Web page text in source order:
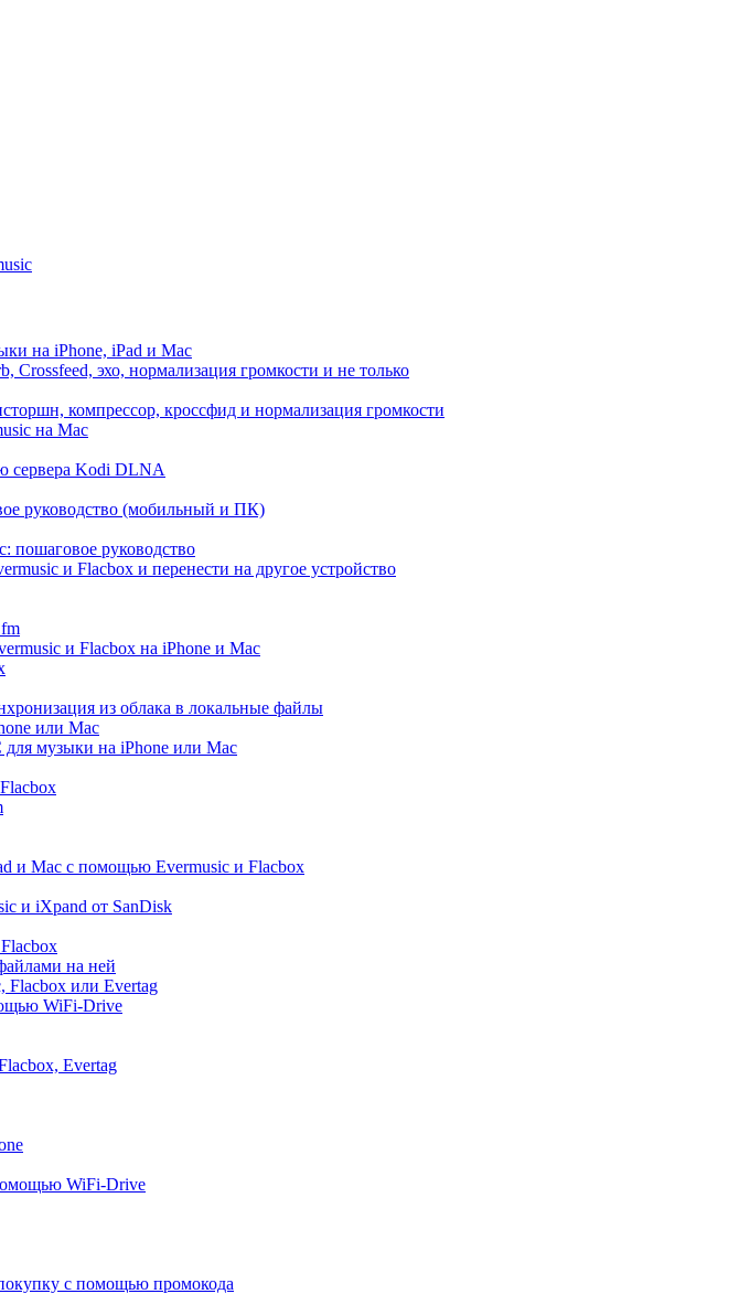
на iPhone, iPad и Mac
Crossfeed, эхо, нормализация громкости и не только
компрессор, кроссфид и нормализация громкости
на Mac
сервера Kodi DLNA
руководство (мобильный и ПК)
пошаговое руководство
и Flacbox и перенести на другое устройство
и Flacbox на iPhone и Mac
из облака в локальные файлы
или Mac
музыки на iPhone или Mac
и Mac с помощью Evermusic и Flacbox
и iXpand от SanDisk
на ней
Flacbox или Evertag
WiFi-Drive
Evertag
WiFi-Drive
с помощью промокода